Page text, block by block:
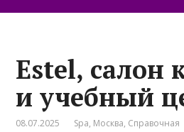
Estel, салон
и учебный
08.07.2025 Spa, Москва, Справочная